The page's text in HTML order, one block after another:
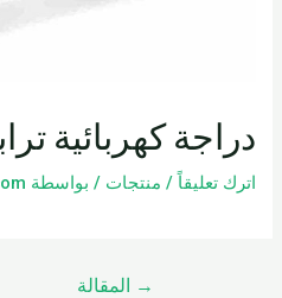
دراجة كهربائية
اترك تعليقاً / منتجات / بواسطة
→
المقالة